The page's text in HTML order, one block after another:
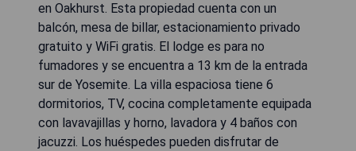
en Oakhurst. Esta propiedad cuenta con un
balcón, mesa de billar, estacionamiento privado
gratuito y WiFi gratis. El lodge es para no
fumadores y se encuentra a 13 km de la entrada
sur de Yosemite. La villa espaciosa tiene 6
dormitorios, TV, cocina completamente equipada
con lavavajillas y horno, lavadora y 4 baños con
jacuzzi. Los huéspedes pueden disfrutar de